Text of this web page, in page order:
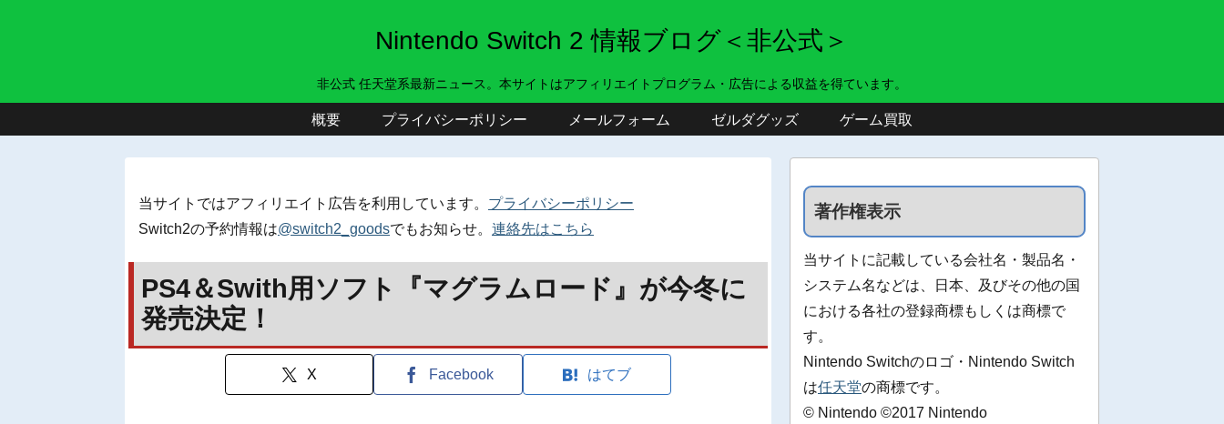
Nintendo Switch 2 情報ブログ＜非公式＞
非公式 任天堂系最新ニュース。本サイトはアフィリエイトプログラム・広告による収益を得ています。
概要 プライバシーポリシー メールフォーム ゼルダグッズ ゲーム買取
当サイトではアフィリエイト広告を利用しています。 プライバシーポリシー
Switch2の予約情報は@switch2_goodsでもお知らせ。 連絡先はこちら
PS4＆Swith用ソフト『マグラムロード』が今冬に
発売決定！
X Facebook はてブ
著作権表示
当サイトに記載している会社名・製品名・
システム名などは、日本、及びその他の国
における各社の登録商標もしくは商標で
す。
Nintendo Switchのロゴ・Nintendo Switch
は任天堂の商標です。
© Nintendo ©2017 Nintendo